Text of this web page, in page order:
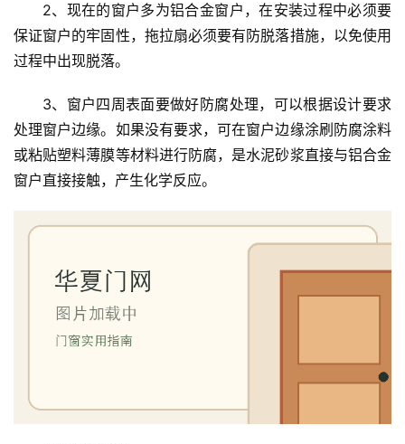
门
间
门
院
登录
2、现在的窗户多为铝合金窗户，在安装过程中必须要
保证窗户的牢固性，拖拉扇必须要有防脱落措施，以免使用
过程中出现脱落。
3、窗户四周表面要做好防腐处理，可以根据设计要求
处理窗户边缘。如果没有要求，可在窗户边缘涂刷防腐涂料
或粘贴塑料薄膜等材料进行防腐，是水泥砂浆直接与铝合金
窗户直接接触，产生化学反应。